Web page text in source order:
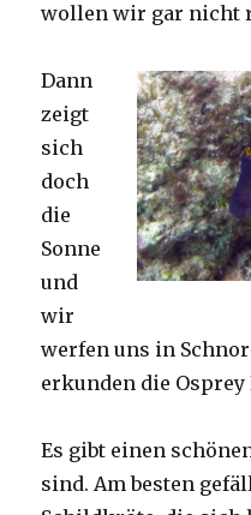
wollen wir gar nicht
Dann
zeigt
sich
doch
die
Sonne
und
wir
werfen uns in
erkunden die Osprey
Es gibt einen
sind. Am besten